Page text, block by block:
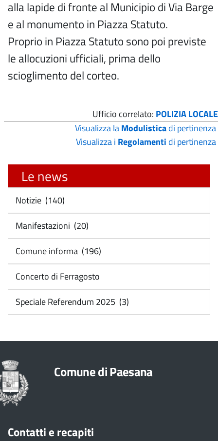
alla lapide di fronte al Municipio di Via Barge
e al monumento in Piazza Statuto.
Proprio in Piazza Statuto sono poi previste
le allocuzioni ufficiali, prima dello
scioglimento del corteo.
Ufficio correlato: POLIZIA LOCALE
Visualizza laModulisticadi pertinenza
Visualizza i Regolamenti di pertinenza
Le news
Notizie (140)
Manifestazioni (20)
Comune informa (196)
Concerto di Ferragosto
Speciale Referendum 2025 (3)
Comune di Paesana
Contatti e recapiti